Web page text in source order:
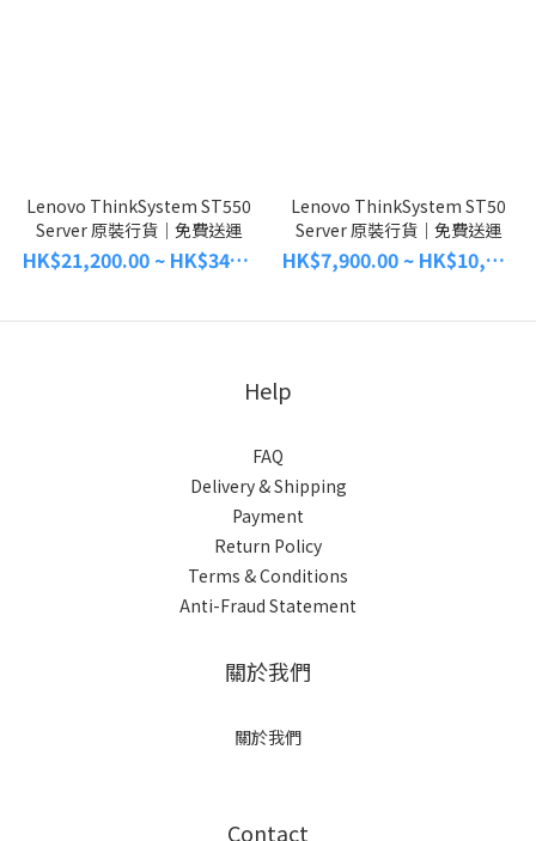
Lenovo ThinkSystem ST550
Server 原裝行貨｜免費送運
HK$21,200.00 ~ HK$34,400.00
Lenovo ThinkSystem ST50
Server 原裝行貨｜免費送運
HK$7,900.00 ~ HK$10,680.00
Help
FAQ
Delivery & Shipping
Payment
Return Policy
Terms & Conditions
Anti-Fraud Statement
關於我們
關於我們
Contact